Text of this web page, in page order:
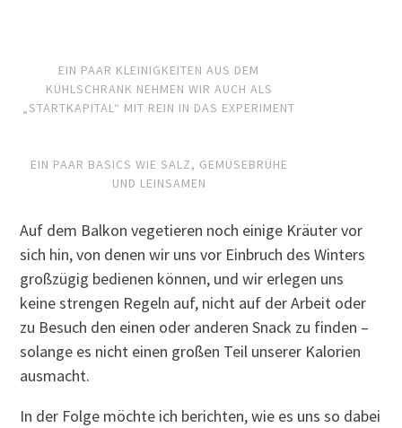
EIN PAAR KLEINIGKEITEN AUS DEM
KÜHLSCHRANK NEHMEN WIR AUCH ALS
„STARTKAPITAL“ MIT REIN IN DAS EXPERIMENT
EIN PAAR BASICS WIE SALZ, GEMÜSEBRÜHE
UND LEINSAMEN
Auf dem Balkon vegetieren noch einige Kräuter vor
sich hin, von denen wir uns vor Einbruch des Winters
großzügig bedienen können, und wir erlegen uns
keine strengen Regeln auf, nicht auf der Arbeit oder
zu Besuch den einen oder anderen Snack zu finden –
solange es nicht einen großen Teil unserer Kalorien
ausmacht.
In der Folge möchte ich berichten, wie es uns so dabei